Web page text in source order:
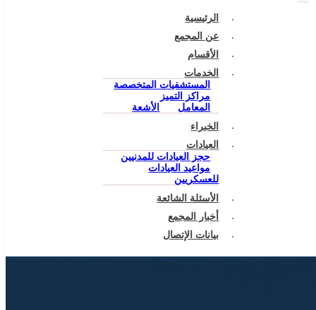
الرئيسية
عن المجمع
الأقسام
الخدمات
المستشفيات المتخصصة
مراكز التميز
المعامل
الأشعة
الخبراء
العيادات
حجز العيادات للمدنيين
مواعيد العيادات
للعسكريين
الأسئلة الشائعة
أخبار المجمع
بيانات الإتصال